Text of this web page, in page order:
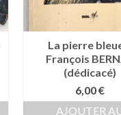
La pierre
François
(dédicacé)
6,00€
AJOUTER